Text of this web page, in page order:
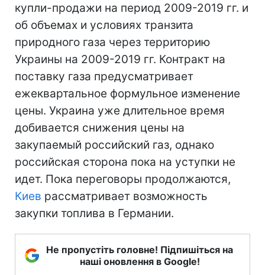
купли-продажи на период 2009-2019 гг. и
об объемах и условиях транзита
природного газа через территорию
Украины на 2009-2019 гг. Контракт на
поставку газа предусматривает
ежеквартальное формульное изменение
цены. Украина уже длительное время
добивается снижения цены на
закупаемый российский газ, однако
российская сторона пока на уступки не
идет. Пока переговоры продолжаются,
Киев рассматривает возможность
закупки топлива в Германии.
Не пропустіть головне! Підпишіться на
наші оновлення в Google!